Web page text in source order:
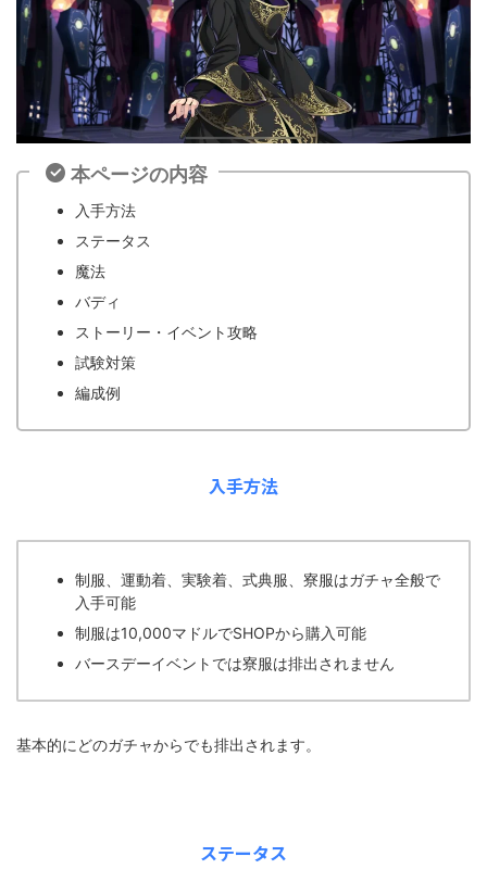
本ページの内容
入手方法
ステータス
魔法
バディ
ストーリー・イベント攻略
試験対策
編成例
入手方法
制服、運動着、実験着、式典服、寮服はガチャ全般で
入手可能
制服は10,000マドルでSHOPから購入可能
バースデーイベントでは寮服は排出されません
基本的にどのガチャからでも排出されます。
ステータス